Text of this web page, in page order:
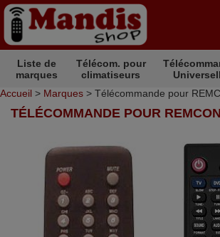
Liste de
marques
Télécom. pour
climatiseurs
Accueil > Marques > Télécommande pour
TÉLÉCOMMANDE POUR